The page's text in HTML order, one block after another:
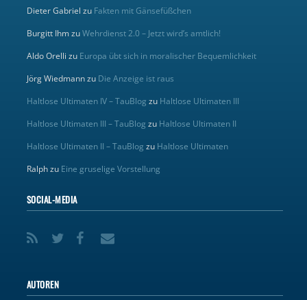
Dieter Gabriel zu Fakten mit Gänsefüßchen
Burgitt IhmzuWehrdienst 2.0 – Jetzt wird’s amtlich!
Aldo Orelli zu Europa übt sich in moralischer Bequemlichkeit
Jörg Wiedmannzu Die Anzeige ist raus
Haltlose Ultimaten IV – TauBlog zu Haltlose Ultimaten III
Haltlose Ultimaten III – TauBlog zu Haltlose Ultimaten II
Haltlose Ultimaten II – TauBlog zu Haltlose Ultimaten
Ralphzu Eine gruselige Vorstellung
SOCIAL-MEDIA
AUTOREN